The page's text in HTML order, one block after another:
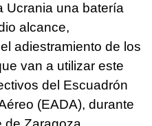
Ucrania una batería
alcance,
adiestramiento de los
van a utilizar este
del Escuadrón
(EADA), durante